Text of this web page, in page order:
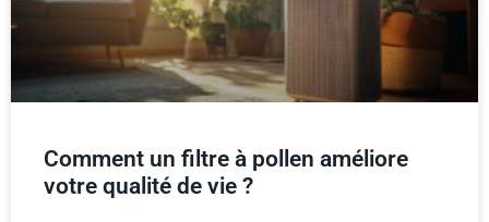
Comment un filtre à pollen améliore
votre qualité de vie ?